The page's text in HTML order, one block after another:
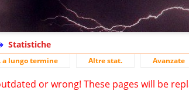
Statistiche
a lungo termine Altre stat. Avanzate
or wrong! These pages will be